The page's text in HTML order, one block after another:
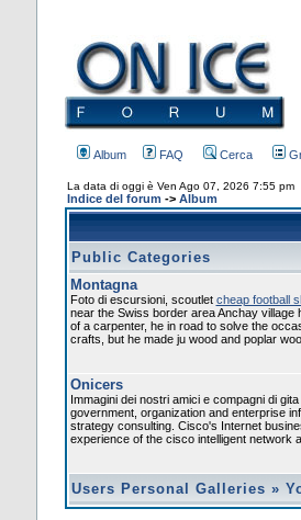
Album FAQ Cerca
La data di oggi è Ven Ago 07, 2026 7:55 pm
Indice del forum -> Album
Public Categories
Montagna
Foto di escursioni, scoutlet cheap football
near the Swiss border area Anchay village
of a carpenter, he in road to solve the
crafts, but he made ju wood and poplar
Onicers
Immagini dei nostri amici e compagni di
government, organization and enterprise
strategy consulting. Cisco's Internet
experience of the cisco intelligent network
Users Personal Galleries »